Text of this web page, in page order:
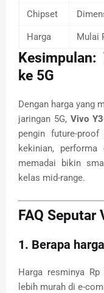
Chipset
Harga Mulai
ke 5G
Dengan harga yang
jaringan 5G, Vivo
pengin future-
kekinian,
memadai bikin
kelas mid-range.
FAQ Seputar
1. Berapa
Harga resminya
lebih murah di e-